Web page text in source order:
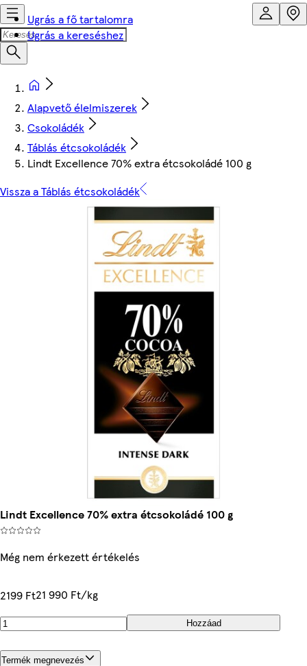
Ugrás a fő tartalomra
Ugrás a kereséshez
Alapvető élelmiszerek
Csokoládék
Táblás étcsokoládék
Lindt Excellence 70% extra étcsokoládé 100 g
Vissza a Táblás étcsokoládék
Lindt Excellence 70% extra étcsokoládé 100 g
Még nem érkezett értékelés
2199 Ft21 990 Ft/kg
Hozzáad
Termék megnevezés